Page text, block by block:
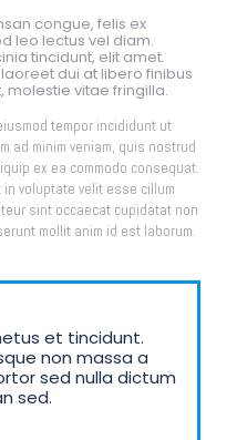
congue, felis ex
leo lectus vel diam.
tincidunt, elit amet.
dui at libero finibus
molestie vitae fringilla.
tempor incididunt ut
ad minim veniam, quis nostrud
ex ea commodo consequat.
voluptate velit esse cillum
sint occaecat cupidatat non
mollit anim id est laborum.
et tincidunt.
non massa a
sed nulla dictum
sed.